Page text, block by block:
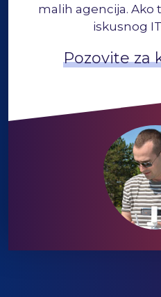
malih agencija. Ako
iskusnog
Pozovite za